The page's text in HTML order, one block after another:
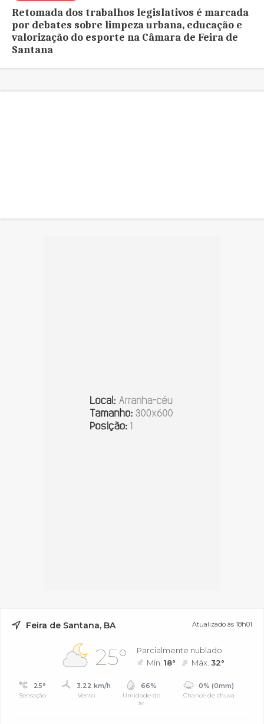
Retomada dos trabalhos legislativos é marcada
por debates sobre limpeza urbana, educação e
valorização do esporte na Câmara de Feira de
Santana
Feira de Santana, BA Atualizado às 18h01
25°
Parcialmente nublado
Mín.18° Máx.32°
25°
Sensação
3.22 km/h
Vento
66%
Umidade do
ar
0% (0mm)
Chance de chuva